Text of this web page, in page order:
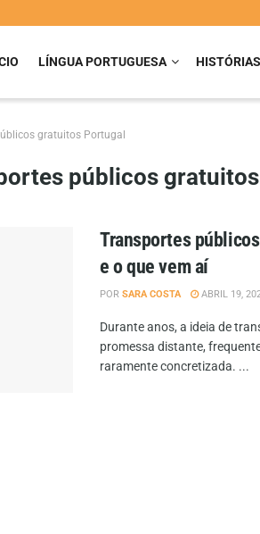
LÍNGUA PORTUGUESA HISTÓRIAS
gratuitos Portugal
públicos
Transportes
e o que vem aí
POR SARA COSTA ABRIL 19,
Durante anos, a ideia de
promessa distante,
raramente concretizada. ...